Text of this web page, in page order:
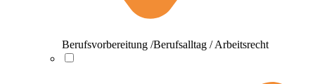
Berufsvorbereitung /Berufsalltag / Arbeitsrecht